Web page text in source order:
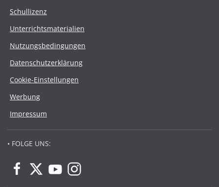
Schullizenz
Unterrichtsmaterialien
Nutzungsbedingungen
Datenschutzerklärung
Cookie-Einstellungen
Werbung
Impressum
• FOLGE UNS: